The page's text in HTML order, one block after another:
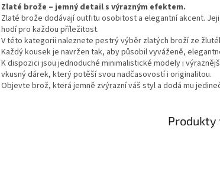
Zlaté brože – jemný detail s výrazným efektem.
Zlaté brože dodávají outfitu osobitost a elegantní akcent.
hodí pro každou příležitost.
V této kategorii naleznete pestrý výběr zlatých broží ze
Každý kousek je navržen tak, aby působil vyváženě,
K dispozici jsou jednoduché minimalistické modely i
vkusný dárek, který potěší svou nadčasovostí i originalitou.
Objevte brož, která jemně zvýrazní váš styl a dodá mu